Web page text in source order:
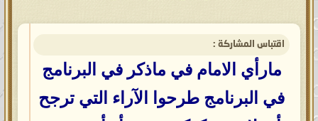
اقتباس المشاركة :
مارأي الامام في ماذكر في البرنامج
في البرنامج طرحوا الآراء التي ترجح